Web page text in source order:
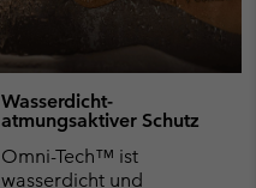
Wasserdicht-
atmungsaktiver Schutz
Omni-Tech™ ist
wasserdicht und